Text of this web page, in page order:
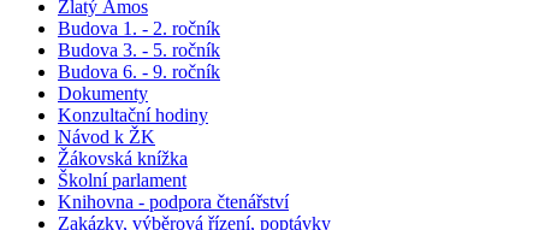
Zlatý Ámos
Budova 1. - 2. ročník
Budova 3. - 5. ročník
Budova 6. - 9. ročník
Dokumenty
Konzultační hodiny
Návod k ŽK
Žákovská knížka
Školní parlament
Knihovna - podpora čtenářství
Zakázky, výběrová řízení, poptávky